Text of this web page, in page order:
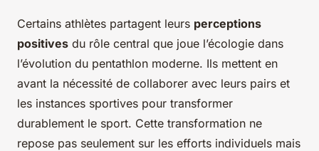
Certains athlètes partagent leurs perceptions
positives du rôle central que joue l’écologie dans
l’évolution du pentathlon moderne. Ils mettent en
avant la nécessité de collaborer avec leurs pairs et
les instances sportives pour transformer
durablement le sport. Cette transformation ne
repose pas seulement sur les efforts individuels mais